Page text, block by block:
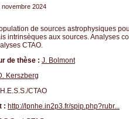
novembre 2024
de sources astrophysiques
intrinsèques aux sources. Analyses
CTAO.
de thèse : J. Bolmont
Kerszberg
H.E.S.S./CTAO
: http://lpnhe.in2p3.fr/spip.php?rubr...